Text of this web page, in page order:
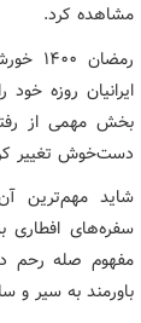
مشاهده کرد.
ایرانیان روزه
بخش مهمی از
دست‌خوش تغییر
شاید مهم‌ترین
سفره‌های افطاری
مفهوم صله رحم
باورمند به سیر و